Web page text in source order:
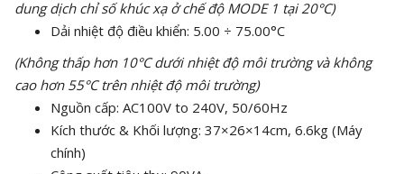
dung dịch chỉ số khúc xạ ở chế độ MODE 1 tại 20°C)
Dải nhiệt độ điều khiển: 5.00 ÷ 75.00°C
(Không thấp hơn 10°C dưới nhiệt độ môi trường và không
cao hơn 55°C trên nhiệt độ môi trường)
Nguồn cấp: AC100V to 240V, 50/60Hz
Kích thước & Khối lượng: 37×26×14cm, 6.6kg (Máy
chính)